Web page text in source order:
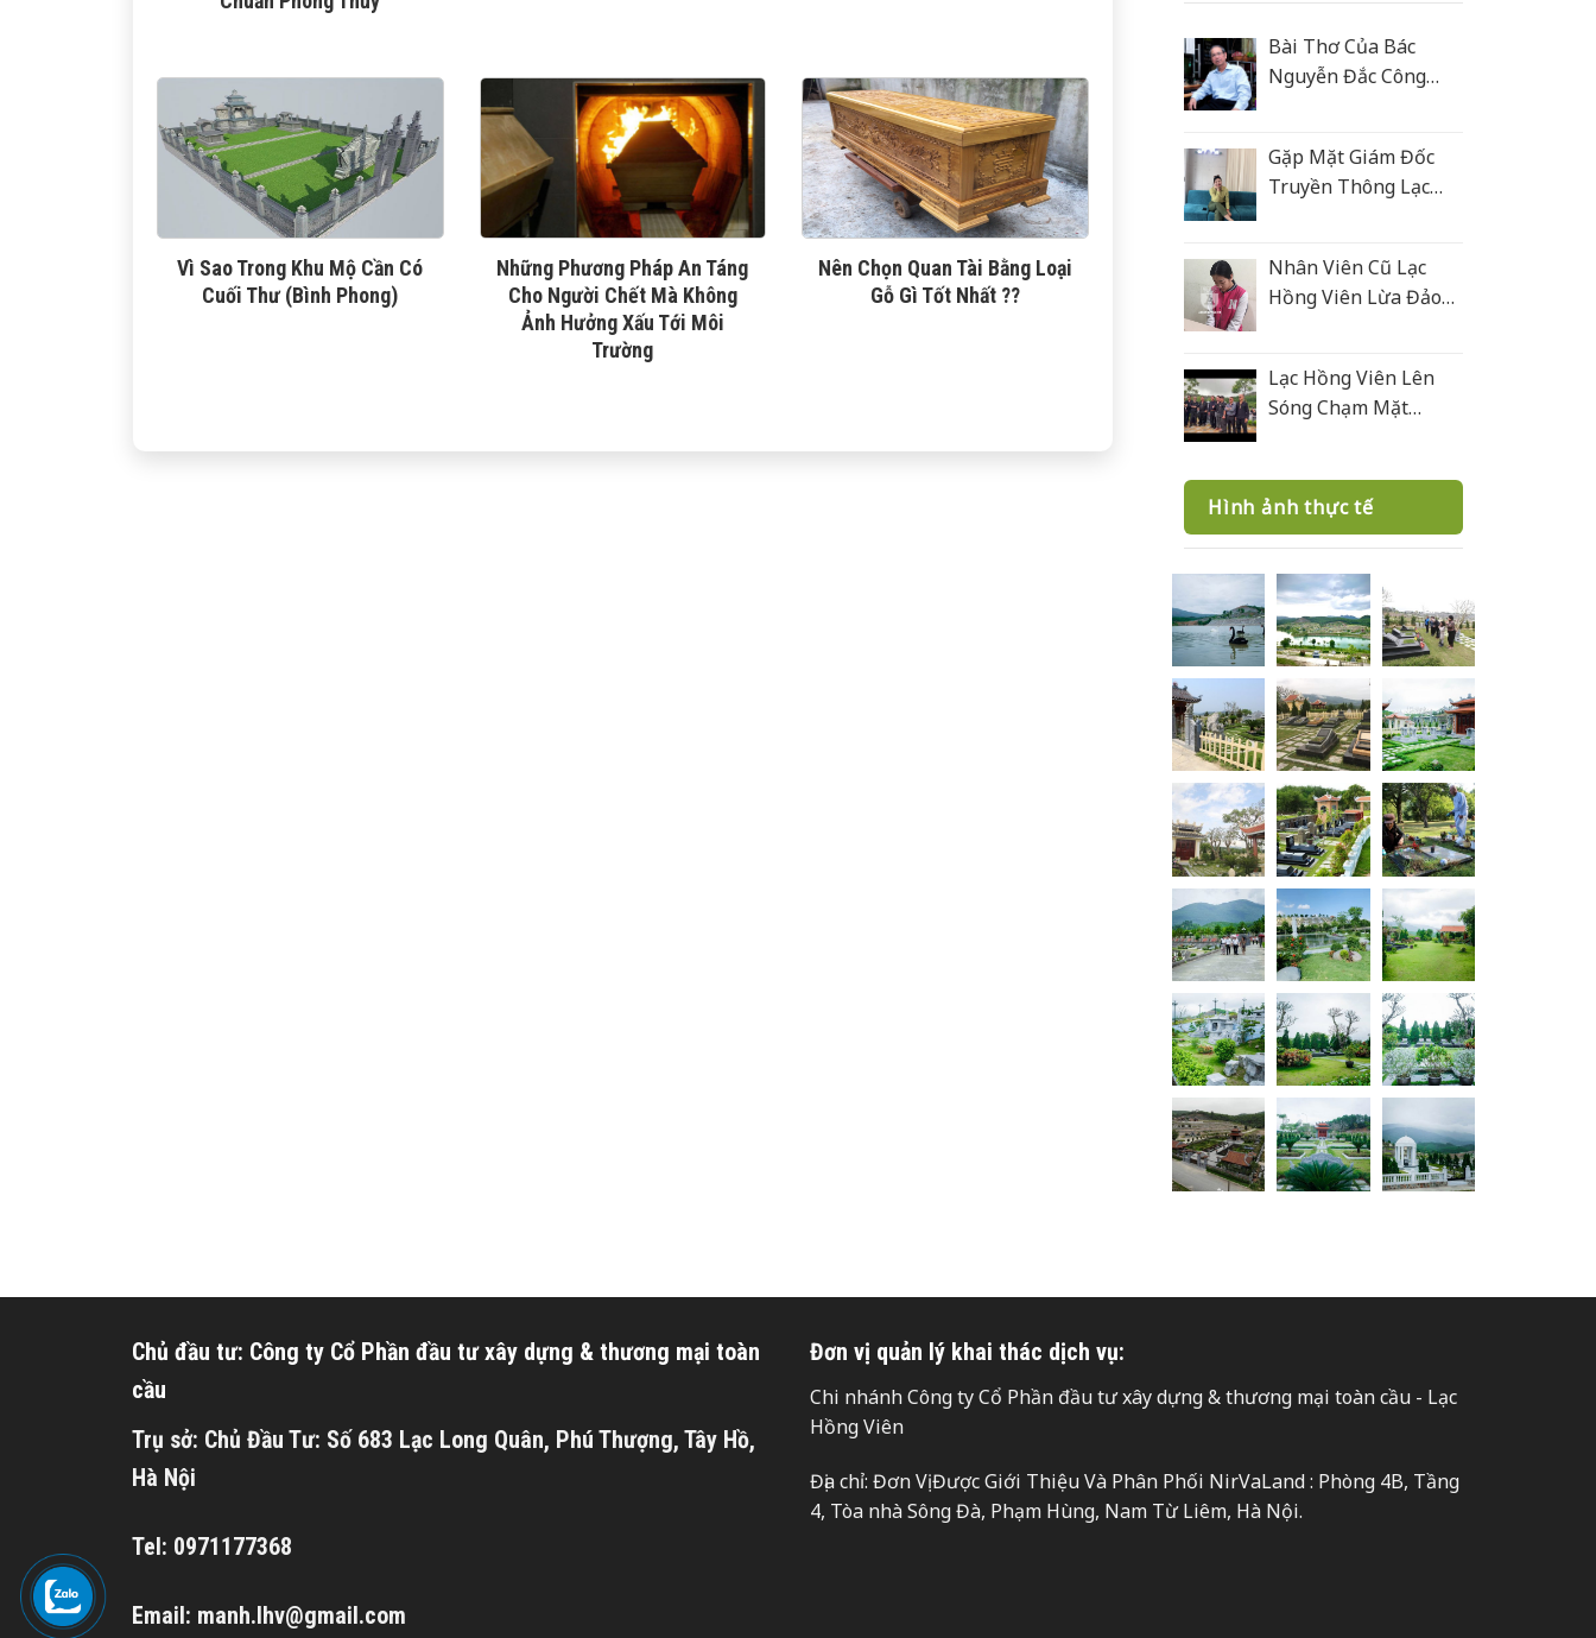
Vì Sao Trong Khu Mộ Cần Có
Cuối Thư (Bình Phong)
Những Phương Pháp An Táng
Cho Người Chết Mà Không
Ảnh Hưởng Xấu Tới Môi
Trường
Nên Chọn Quan Tài Bằng Loại
Gỗ Gì Tốt Nhất ??
Bài Thơ Của Bác
Nguyễn Đắc Công
Gặp Mặt Giám Đốc
Truyền Thông Lạc
Nhân Viên Cũ Lạc
Hồng Viên Lừa Đảo
Lạc Hồng Viên Lên
Sóng Chạm Mặt
Hình ảnh thực tế
Chủ đầu tư: Công ty Cổ Phần đầu tư xây dựng & thương mại toàn
cầu
Trụ sở: Chủ Đầu Tư: Số 683 Lạc Long Quân, Phú Thượng, Tây Hồ,
Hà Nội
Tel: 0971177368
Email: manh.lhv@gmail.com
Đơn vị quản lý khai thác dịch vụ:
Chi nhánh Công ty Cổ Phần đầu tư xây dựng & thương mại toàn cầu - Lạc
Hồng Viên
Địa chỉ: Đơn Vị Được Giới Thiệu Và Phân Phối NirVaLand : Phòng 4B, Tầng
4, Tòa nhà Sông Đà, Phạm Hùng, Nam Từ Liêm, Hà Nội.